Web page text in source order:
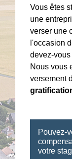
Vous êtes
une
verser une
l'occasion
devez-
Nous vous
versement
Pouvez-
votre